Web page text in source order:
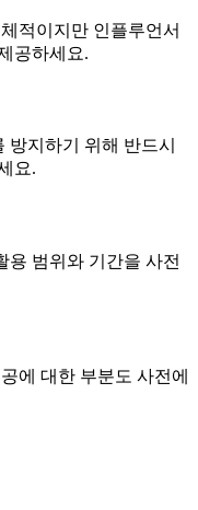
적이지만 인플루언서
공하세요.
지하기 위해 반드시
요.
용 범위와 기간을 사전
에 대한 부분도 사전에